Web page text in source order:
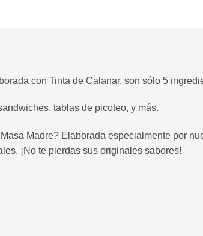
con Tinta de Calanar, son sólo 5
tablas de picoteo, y más.
Madre? Elaborada especialmente por
¡No te pierdas sus originales sabores!